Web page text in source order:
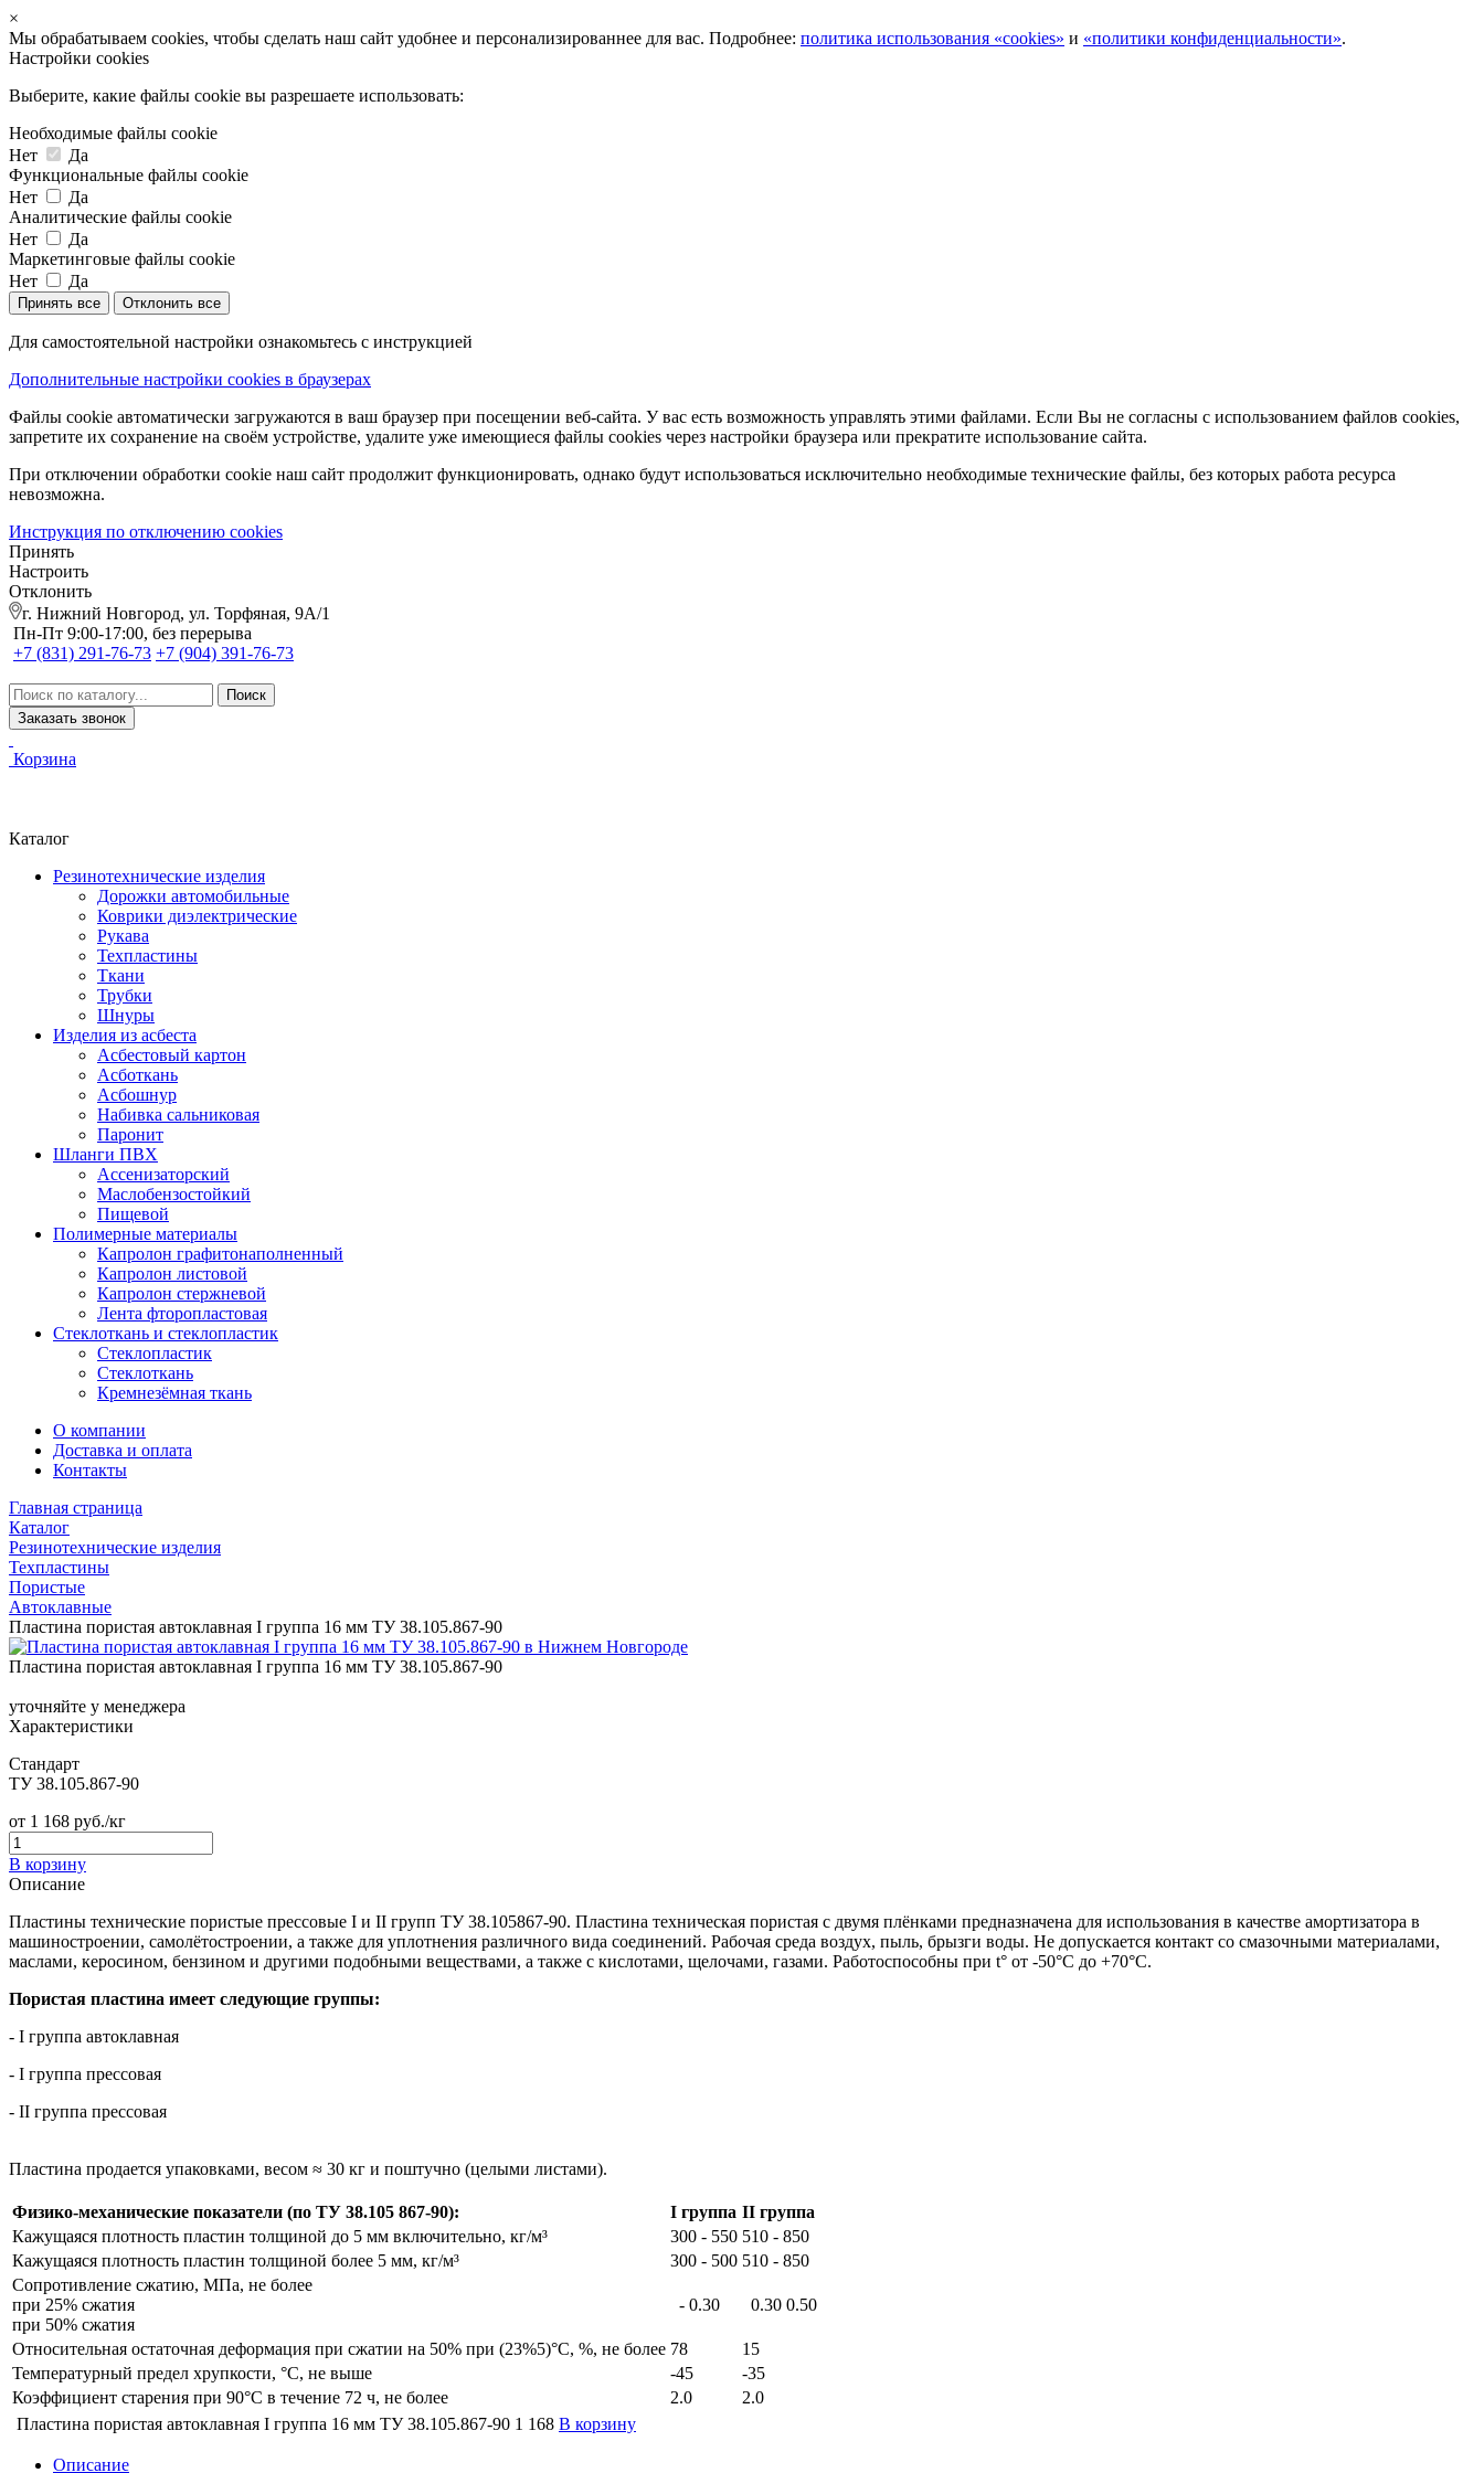
×
Мы обрабатываем cookies, чтобы сделать наш сайт удобнее и персонализированнее для вас. Подробнее: политика использования «cookies» и «политики конфиденциальности».
Настройки cookies
Выберите, какие файлы cookie вы разрешаете использовать:
Необходимые файлы cookie
Нет
Да
Функциональные файлы cookie
Нет
Да
Аналитические файлы cookie
Нет
Да
Маркетинговые файлы cookie
Нет
Да
Принять все Отклонить все
Для самостоятельной настройки ознакомьтесь с инструкцией
Дополнительные настройки cookies в браузерах
Файлы cookie автоматически загружаются в ваш браузер при посещении веб-сайта. У вас есть возможность управлять этими файлами. Если Вы не согласны с использованием файлов cookies,
запретите их сохранение на своём устройстве, удалите уже имеющиеся файлы cookies через настройки браузера или прекратите использование сайта.
При отключении обработки cookie наш сайт продолжит функционировать, однако будут использоваться исключительно необходимые технические файлы, без которых работа ресурса
невозможна.
Инструкция по отключению cookies
Принять
Настроить
Отклонить
г. Нижний Новгород, ул. Торфяная, 9А/1
Пн-Пт 9:00-17:00, без перерыва
+7 (831) 291-76-73 +7 (904) 391-76-73
Заказать звонок
Корзина
Каталог
Резинотехнические изделия
Дорожки автомобильные
Коврики диэлектрические
Рукава
Техпластины
Ткани
Трубки
Шнуры
Изделия из асбеста
Асбестовый картон
Асботкань
Асбошнур
Набивка сальниковая
Паронит
Шланги ПВХ
Ассенизаторский
Маслобензостойкий
Пищевой
Полимерные материалы
Капролон графитонаполненный
Капролон листовой
Капролон стержневой
Лента фторопластовая
Стеклоткань и стеклопластик
Стеклопластик
Стеклоткань
Кремнезёмная ткань
О компании
Доставка и оплата
Контакты
Главная страница
Каталог
Резинотехнические изделия
Техпластины
Пористые
Автоклавные
Пластина пористая автоклавная I группа 16 мм ТУ 38.105.867-90
Пластина пористая автоклавная I группа 16 мм ТУ 38.105.867-90
уточняйте у менеджера
Характеристики
Стандарт
ТУ 38.105.867-90
от 1 168 руб./кг
В корзину
Описание
Пластины технические пористые прессовые I и II групп ТУ 38.105867-90. Пластина техническая пористая с двумя плёнками предназначена для использования в качестве амортизатора в
машиностроении, самолётостроении, а также для уплотнения различного вида соединений. Рабочая среда воздух, пыль, брызги воды. Не допускается контакт со смазочными материалами,
маслами, керосином, бензином и другими подобными веществами, а также с кислотами, щелочами, газами. Работоспособны при t° от -50°С до +70°С.
Пористая пластина имеет следующие группы:
- I группа автоклавная
- I группа прессовая
- II группа прессовая
Пластина продается упаковками, весом ≈ 30 кг и поштучно (целыми листами).
Физико-механические показатели (по ТУ 38.105 867-90): I группа II группа
Кажущаяся плотность пластин толщиной до 5 мм включительно, кг/м³
300 - 550 510 - 850
Кажущаяся плотность пластин толщиной более 5 мм, кг/м³
300 - 500 510 - 850
Сопротивление сжатию, МПа, не более
при 25% сжатия
при 50% сжатия
- 0.30 0.30 0.50
Относительная остаточная деформация при сжатии на 50% при (23%5)°С, %, не более 78
15
Температурный предел хрупкости, °С, не выше
-45
-35
Коэффициент старения при 90°С в течение 72 ч, не более
2.0
2.0
Пластина пористая автоклавная I группа 16 мм ТУ 38.105.867-90 1 168 В корзину
Описание